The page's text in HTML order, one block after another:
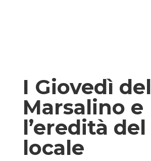
I Giovedì del
Marsalino e
l’eredità del
locale